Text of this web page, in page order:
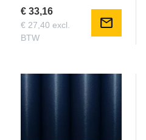
€ 33,16
€ 27,40 excl.
BTW
mail